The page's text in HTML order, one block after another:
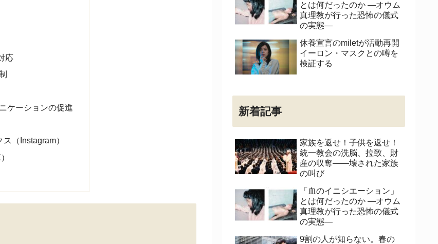
応
ケーションの促進
（Instagram）
とは何だったのか ―オウム
真理教が行った恐怖の儀式
の実態―
休養宣言のmiletが活動再開
イーロン・マスクとの噂を
検証する
新着記事
家族を返せ！子供を返せ！
統一教会の洗脳、拉致、財
産の収奪――壊された家族
の叫び
「血のイニシエーション」
とは何だったのか ―オウム
真理教が行った恐怖の儀式
の実態―
9割の人が知らない。春の